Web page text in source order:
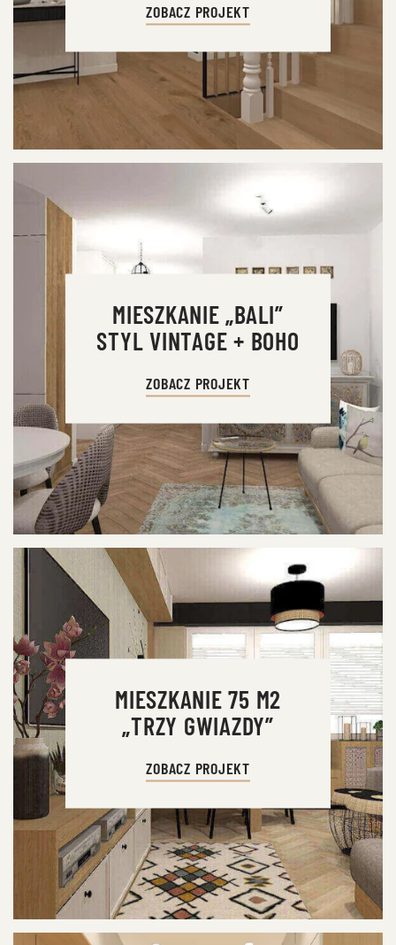
ZOBACZ PROJEKT
MIESZKANIE „BALI”
STYL VINTAGE + BOHO
ZOBACZ PROJEKT
MIESZKANIE 75 M2
„TRZY GWIAZDY”
ZOBACZ PROJEKT